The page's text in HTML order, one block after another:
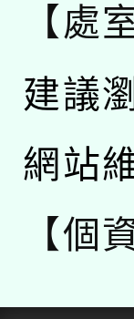
【處
建議
網站
【個